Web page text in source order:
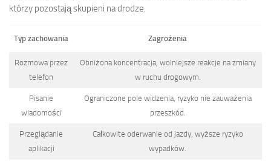
którzy pozostają skupieni na drodze.
Typ zachowania Zagrożenia
Rozmowa przez
telefon
Obniżona koncentracja, wolniejsze reakcje na zmiany
w ruchu drogowym.
Pisanie
wiadomości
Ograniczone pole widzenia, ryzyko nie zauważenia
przeszkód.
Przeglądanie
aplikacji
Całkowite oderwanie od jazdy, wyższe ryzyko
wypadków.